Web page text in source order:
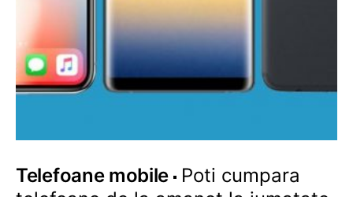
Telefoane mobile
Poti cumpara